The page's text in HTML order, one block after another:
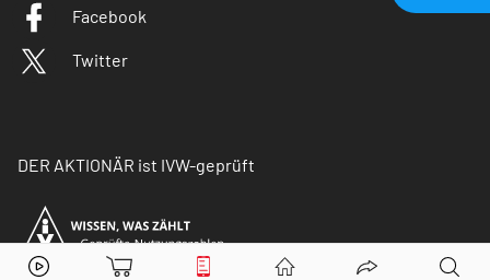
Plug Power Aktie jetzt handeln?
Facebook
Twitter
DER AKTIONÄR ist IVW-geprüft